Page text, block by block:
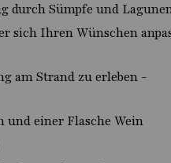
durch Sümpfe und
sich Ihren Wünschen
am Strand zu erleben -
einer Flasche Wein